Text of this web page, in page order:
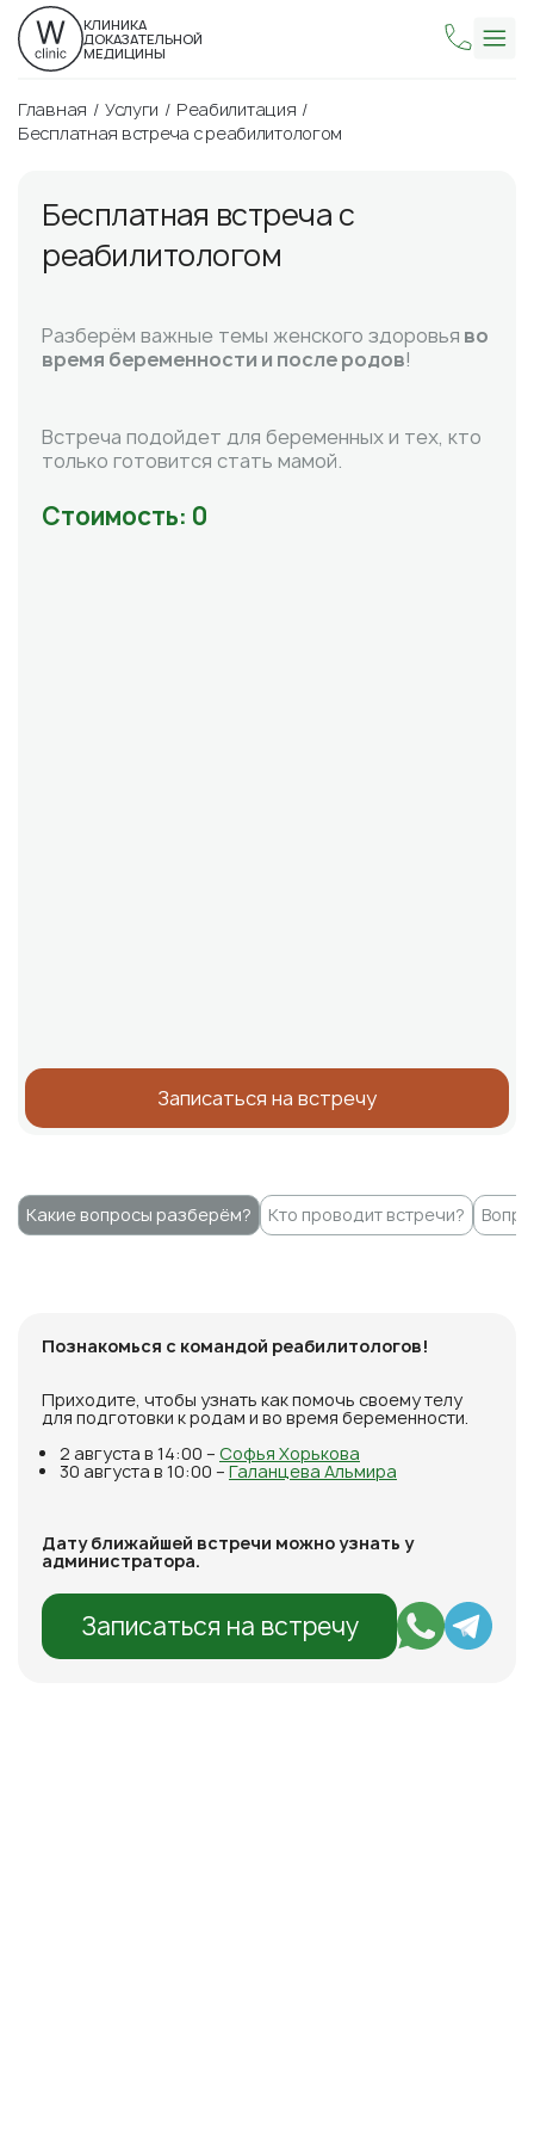
КЛИНИКА
ДОКАЗАТЕЛЬНОЙ
МЕДИЦИНЫ
Главная Услуги
Реабилитация
Бесплатная встреча с реабилитологом
Бесплатная встреча с
реабилитологом
Разберём важные темы женского здоровья во
время беременности и после родов!
Встреча подойдет для беременных и тех, кто
только готовится стать мамой.
Стоимость: 0
Записаться на встречу
Какие вопросы разберём? Кто проводит встречи?
Познакомься с командой реабилитологов!
Приходите, чтобы узнать как помочь своему телу
для подготовки к родам и во время беременности.
2 августа в 14:00 – Софья Хорькова
30 августа в 10:00 – Галанцева Альмира
Дату ближайшей встречи можно узнать у
администратора.
Записаться на встречу